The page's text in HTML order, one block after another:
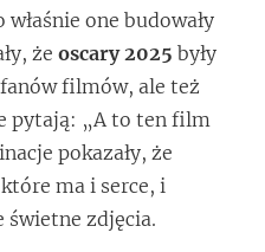
one budowały
że oscary 2025 były
filmów, ale też
pytają: „A to ten film
pokazały, że
ma i serce, i
świetne zdjęcia.